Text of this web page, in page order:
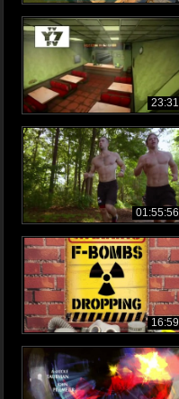
23:31
01:55:56
16:59